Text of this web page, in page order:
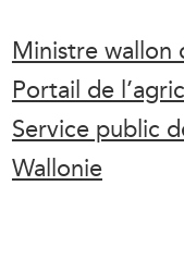
Ministre wallon
Portail de
Service public
Wallonie